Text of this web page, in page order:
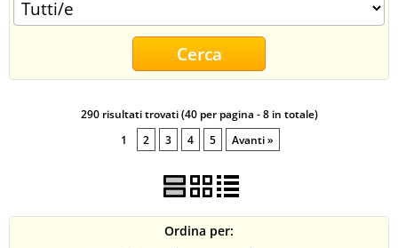
290 risultati trovati (40 per pagina - 8 in totale)
1
2 3 4 5 Avanti »
Ordina per: